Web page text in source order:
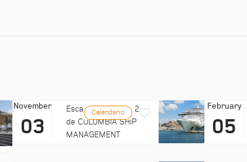
November
03
Escala: CLUB MED 2
de COLUMBIA SHIP
MANAGEMENT
Calendario
February
05